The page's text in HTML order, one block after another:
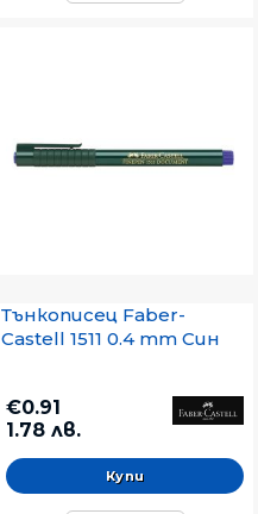
Тънкописец Faber-
Castell 1511 0.4 mm Син
€0.91
1.78 лв.